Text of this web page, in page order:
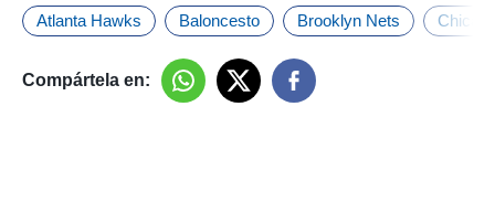
Atlanta Hawks Baloncesto Brooklyn Nets
Compártela en: